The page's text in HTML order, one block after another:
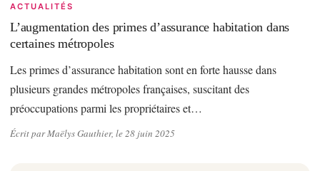
ACTUALITÉS
L’augmentation des primes d’assurance habitation dans
certaines métropoles
Les primes d’assurance habitation sont en forte hausse dans
plusieurs grandes métropoles françaises, suscitant des
préoccupations parmi les propriétaires et…
Écrit par Maëlys Gauthier, le 28 juin 2025